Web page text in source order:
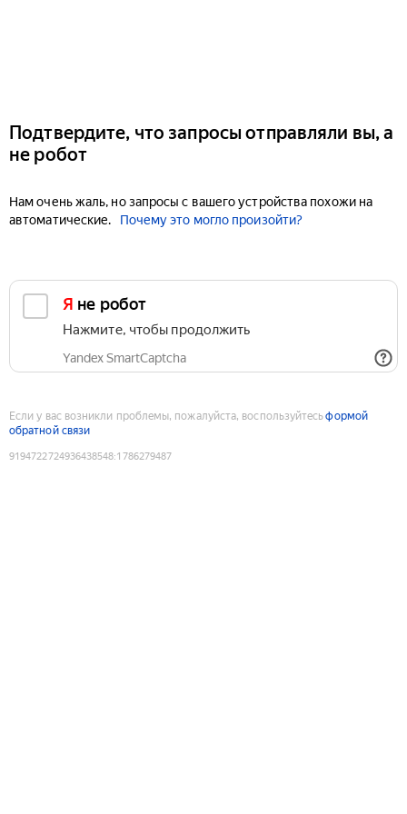
Подтвердите, что запросы отправляли вы, а
не робот
Нам очень жаль, но запросы с вашего устройства похожи на
автоматические.
Почему это могло произойти?
Я не робот
Нажмите, чтобы продолжить
Yandex SmartCaptcha
Если у вас возникли проблемы, пожалуйста, воспользуйтесьформой
обратной связи
9194722724936438548:1786279487